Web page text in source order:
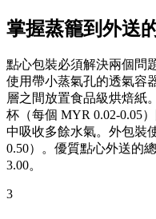
掌握蒸籠到外送
點心包裝必須解決兩個問
使用帶小蒸氣孔的透氣容
層之間放置食品級烘焙紙
杯（每個 MYR 0.02-0.05
中吸收多餘水氣。外包裝
0.50）。優質點心外送的
3.00。
3